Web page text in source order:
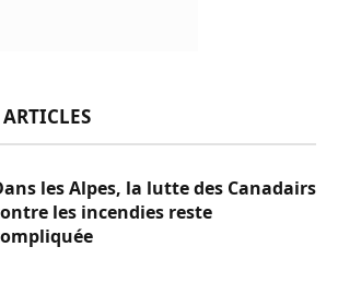
les Alpes, la lutte des Canadairs
les incendies reste